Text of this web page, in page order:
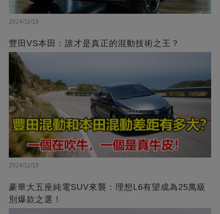
2024/11/18
豐田VS本田：誰才是真正的混動技術之王？
2024/11/18
豪華大五座純電SUV來襲：理想L6有望成為25萬級
別爆款之選！